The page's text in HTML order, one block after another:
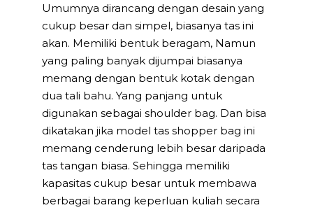
Umumnya dirancang dengan desain yang
cukup besar dan simpel, biasanya tas ini
akan. Memiliki bentuk beragam, Namun
yang paling banyak dijumpai biasanya
memang dengan bentuk kotak dengan
dua tali bahu. Yang panjang untuk
digunakan sebagai shoulder bag. Dan bisa
dikatakan jika model tas shopper bag ini
memang cenderung lebih besar daripada
tas tangan biasa. Sehingga memiliki
kapasitas cukup besar untuk membawa
berbagai barang keperluan kuliah secara